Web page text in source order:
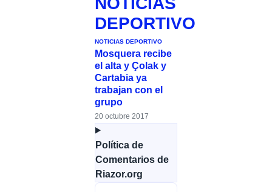
DEPORTIVO
NOTICIAS DEPORTIVO
Mosquera recibe
el alta y Çolak y
Cartabia ya
trabajan con el
grupo
20 octubre 2017
Política de
Comentarios de
Riazor.org